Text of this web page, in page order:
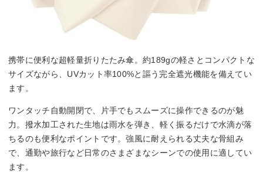
携帯に便利な超軽量折りたたみ傘。約189gの軽さとコンパクトな
サイズながら、UVカット率100%と謳う完全遮光機能を備えてい
ます。
ワンタッチ自動開閉で、片手でもスムーズに操作できるのが魅
力。撥水加工された生地は雨水を弾き、軽く振るだけで水滴が落
ちるのも便利なポイントです。強風に耐えられる丈夫な骨組み
で、通勤や旅行など日常のさまざまなシーンでの使用に適してい
ます。